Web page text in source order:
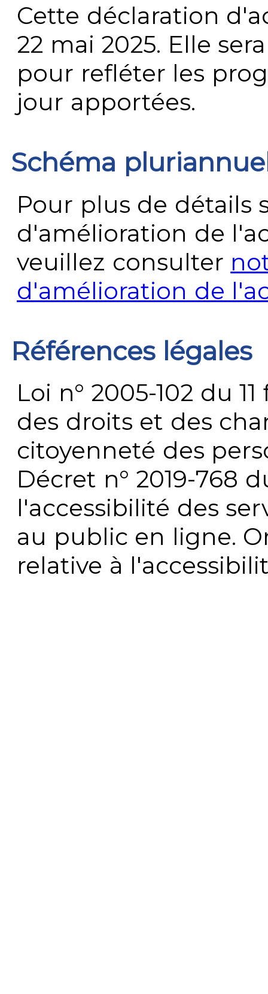
Cette déclaration
22 mai 2025. Elle
pour refléter les
jour apportées.
Schéma
Pour plus de détails
d'amélioration de
veuillez consulter
d'amélioration de
Références légales
Loi n° 2005-102 du
des droits et des
citoyenneté des
Décret n° 2019-768
l'accessibilité des
au public en ligne.
relative à